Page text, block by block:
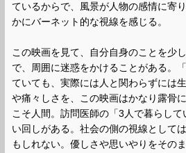
ているからで、風景が人物の感情に寄
かにバーネット的な視線を感じる。
この映画を見て、自分自身のことを少
で、周囲に迷惑をかけることがある。
ていても、実際には人と関わらずには
や痛々しさを、この映画はかなり露骨
こそ人間。訪問医師の「3人で暮らし
い回しがある。社会の側の視線として
もしれない。優しさや思いやりをその